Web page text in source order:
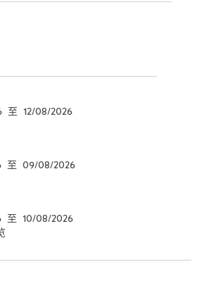
至 12/08/2026
至 09/08/2026
至 10/08/2026